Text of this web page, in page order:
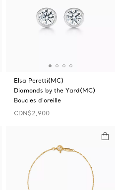
Elsa Peretti(MC)
Diamonds by the Yard(MC)
Boucles d'oreille
CDN$2,900